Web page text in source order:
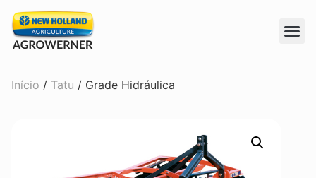
Início / Tatu / Grade Hidráulica